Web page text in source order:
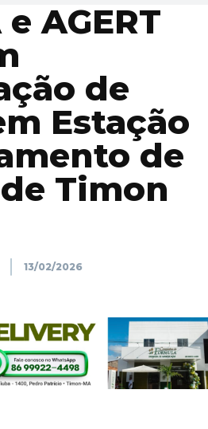
AGERT
de
Estação
de
Timon
13/02/2026